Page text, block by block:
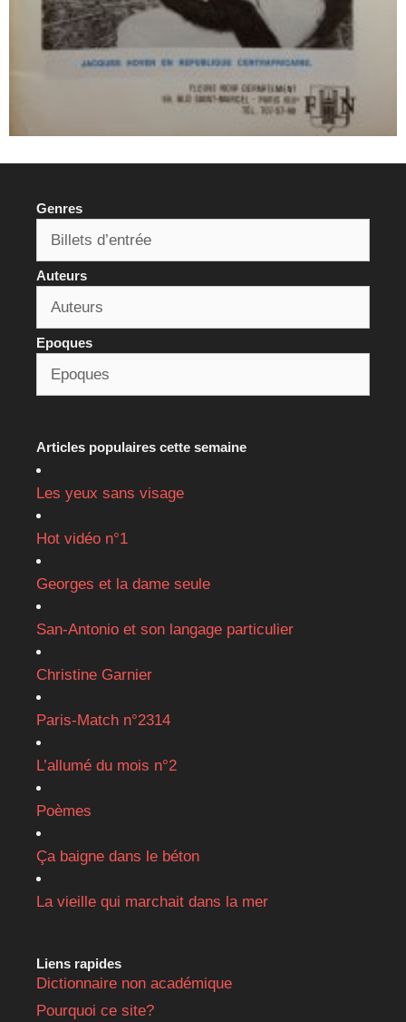
Genres
Auteurs
Epoques
Articles populaires cette semaine
Les yeux sans visage
Hot vidéo n°1
Georges et la dame seule
San-Antonio et son langage particulier
Christine Garnier
Paris-Match n°2314
L’allumé du mois n°2
Poèmes
Ça baigne dans le béton
La vieille qui marchait dans la mer
Liens rapides
Dictionnaire non académique
Pourquoi ce site?